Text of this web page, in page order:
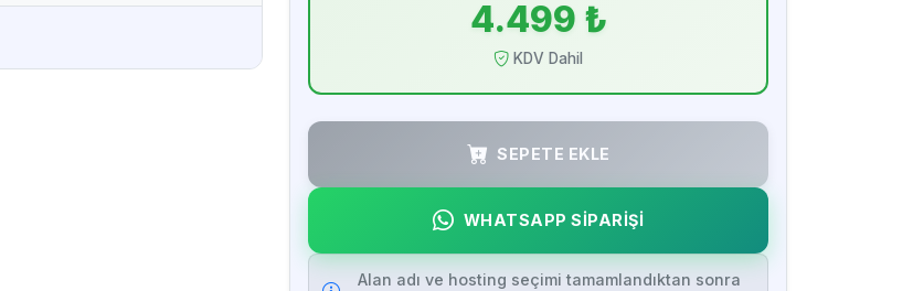
4.499 ₺
KDV Dahil
SEPETE EKLE
WHATSAPP SİPARİŞİ
Alan adı ve hosting seçimi tamamlandıktan sonra